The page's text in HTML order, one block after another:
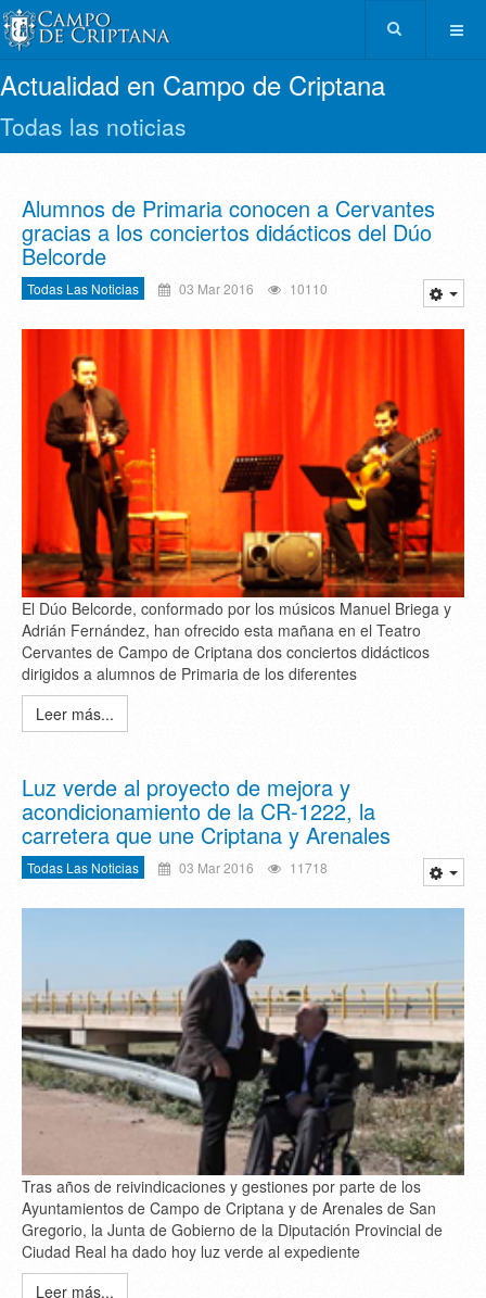
Actualidad en Campo de Criptana
Todas las noticias
Alumnos de Primaria conocen a Cervantes
gracias a los conciertos didácticos del Dúo
Belcorde
Todas Las Noticias 03 Mar 2016 10110
El Dúo Belcorde, conformado por los músicos Manuel Briega y
Adrián Fernández, han ofrecido esta mañana en el Teatro
Cervantes de Campo de Criptana dos conciertos didácticos
dirigidos a alumnos de Primaria de los diferentes
Leer más...
Luz verde al proyecto de mejora y
acondicionamiento de la CR-1222, la
carretera que une Criptana y Arenales
Todas Las Noticias 03 Mar 2016 11718
Tras años de reivindicaciones y gestiones por parte de los
Ayuntamientos de Campo de Criptana y de Arenales de San
Gregorio, la Junta de Gobierno de la Diputación Provincial de
Ciudad Real ha dado hoy luz verde al expediente
Leer más...